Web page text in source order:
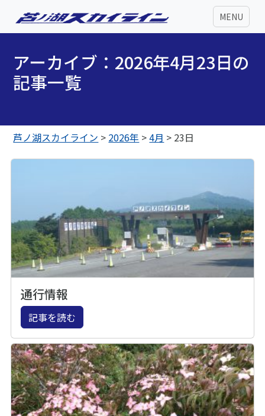
MENU
アーカイブ：2026年4月23日の
記事一覧
芦ノ湖スカイライン > 2026年 >4月 > 23日
通行情報
記事を読む